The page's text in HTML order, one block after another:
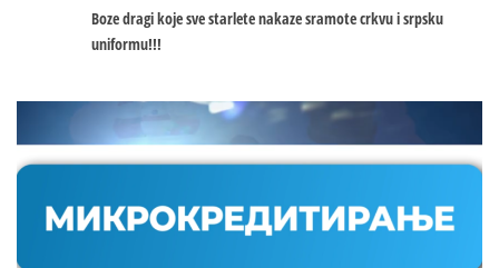
Boze dragi koje sve starlete nakaze sramote crkvu i srpsku
uniformu!!!